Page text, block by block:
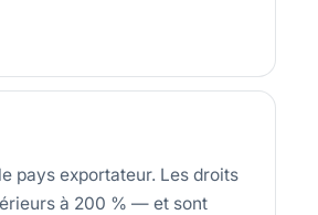
pays exportateur. Les droits
à 200 % — et sont